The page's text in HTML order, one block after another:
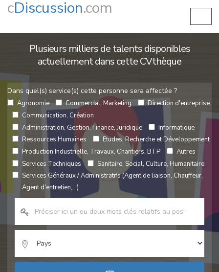
cDiscussion.com
Plusieurs milliers de talents disponibles
actuellement dans cette CVthèque
Dans quel(s) service(s) cette personne sera affectée ?
Agronomie Commercial, Marketing
Direction d'entreprise
Communication, Création
Administration, Gestion, Finance, Juridique
Informatique
Ressources Humaines
Etudes, Recherche et Développement
Production Industrielle, Travaux, Chantiers, BTP
Autres
Services Techniques
Sanitaire, Social, Culture, Humanitaire
Services Généraux / Administratifs (Agent de liaison, Chauffeur,
Agent d'entretien,...)